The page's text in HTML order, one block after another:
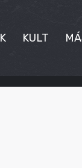
KULT